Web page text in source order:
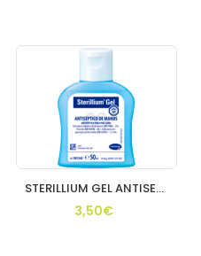
Añadir
STERILLIUM GEL ANTISEPTICO PIEL 50 ML
3,50€